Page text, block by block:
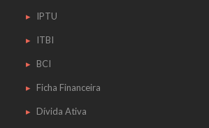
IPTU
ITBI
BCI
Ficha Financeira
Dívida Ativa